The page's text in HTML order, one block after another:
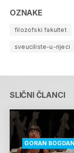
OZNAKE
filozofski fakultet
sveuciliste-u-rijeci
SLIČNI ČLANCI
GORAN